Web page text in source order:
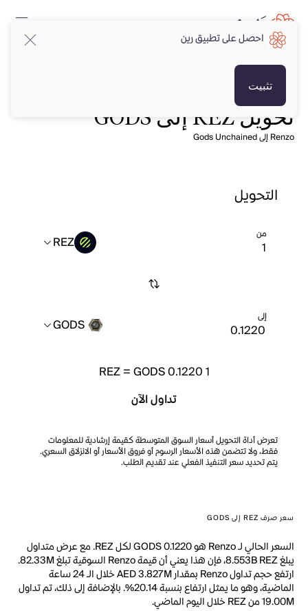
تحويل REZ إلى GODS
Renzo إلى Gods Unchained
التحويل
من REZ
إلى GODS
1
REZ=GODS 0.1220
تداول الآن
تعرض أداة التحويل أسعار السوق المتوسطة كقيمة إرشادية للمعلومات
فقط، ولا تتضمن هذه الأسعار الرسوم أو فروق الأسعار أو الانزلاق السعري.
يتم تحديد سعر التنفيذ الفعلي عند تقديم الطلب.
سعر صرف REZ إلى GODS
السعر الحالي لـ Renzo هو GODS 0.1220 لكل REZ. مع عرض متداول
يبلغ 8.553B REZ، فإن هذا يعني أن قيمة Renzo السوقية تبلغ 82.33M.
ارتفع حجم تداول Renzo بمقدار AED 3.827M خلال الـ 24 ساعة
الماضية، وهو ما يمثل ارتفاع بنسبة 20.14%. بالإضافة إلى ذلك، تم تداول
19.00M من REZ خلال اليوم الماضي.
احصل على تطبيق رين
تثبيت